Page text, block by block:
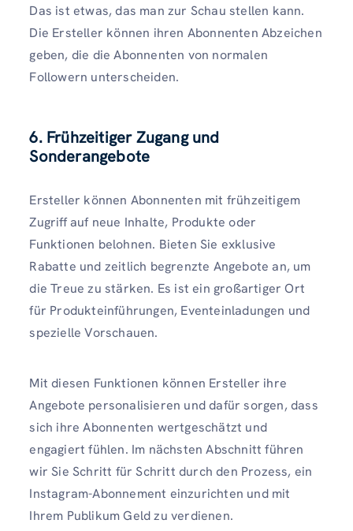
Das ist etwas, das man zur Schau stellen kann.
Die Ersteller können ihren Abonnenten Abzeichen
geben, die die Abonnenten von normalen
Followern unterscheiden.
6. Frühzeitiger Zugang und
Sonderangebote
Ersteller können Abonnenten mit frühzeitigem
Zugriff auf neue Inhalte, Produkte oder
Funktionen belohnen. Bieten Sie exklusive
Rabatte und zeitlich begrenzte Angebote an, um
die Treue zu stärken. Es ist ein großartiger Ort
für Produkteinführungen, Eventeinladungen und
spezielle Vorschauen.
Mit diesen Funktionen können Ersteller ihre
Angebote personalisieren und dafür sorgen, dass
sich ihre Abonnenten wertgeschätzt und
engagiert fühlen. Im nächsten Abschnitt führen
wir Sie Schritt für Schritt durch den Prozess, ein
Instagram-Abonnement einzurichten und mit
Ihrem Publikum Geld zu verdienen.